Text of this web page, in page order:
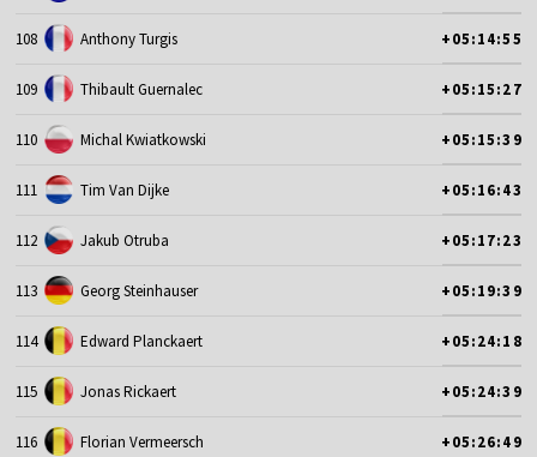
108 Anthony Turgis +05:14:55
109 Thibault Guernalec +05:15:27
110 Michal Kwiatkowski +05:15:39
111 Tim Van Dijke +05:16:43
112 Jakub Otruba +05:17:23
113 Georg Steinhauser +05:19:39
114 Edward Planckaert +05:24:18
115 Jonas Rickaert +05:24:39
116 Florian Vermeersch +05:26:49